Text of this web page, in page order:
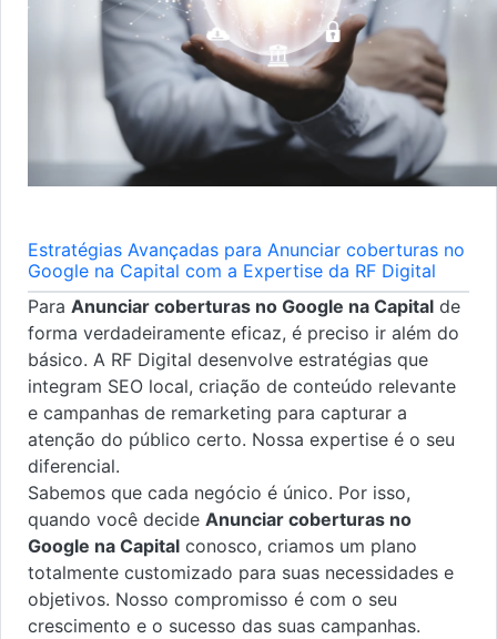
Estratégias Avançadas para Anunciar coberturas no
Google na Capital com a Expertise da RF Digital
Para Anunciar coberturas no Google na Capital de
forma verdadeiramente eficaz, é preciso ir além do
básico. A RF Digital desenvolve estratégias que
integram SEO local, criação de conteúdo relevante
e campanhas de remarketing para capturar a
atenção do público certo. Nossa expertise é o seu
diferencial.
Sabemos que cada negócio é único. Por isso,
quando você decide Anunciar coberturas no
Google na Capital conosco, criamos um plano
totalmente customizado para suas necessidades e
objetivos. Nosso compromisso é com o seu
crescimento e o sucesso das suas campanhas.